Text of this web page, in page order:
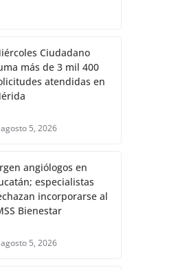
Ciudadano
más de 3 mil 400
atendidas en
agosto 5, 2026
angiólogos en
especialistas
incorporarse al
Bienestar
agosto 5, 2026